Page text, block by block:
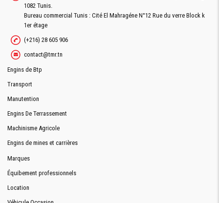
1082 Tunis.
Bureau commercial Tunis : Cité El Mahragéne N°12 Rue du verre Block k
1er étage
(+216) 28 605 906
contact@tmr.tn
Engins de Btp
Transport
Manutention
Engins De Terrassement
Machinisme Agricole
Engins de mines et carrières
Marques
Équibement professionnels
Location